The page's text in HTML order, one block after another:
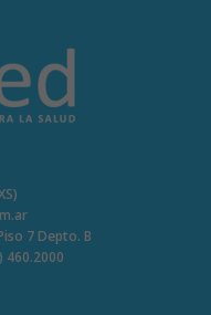
7 Depto. B
460.2000